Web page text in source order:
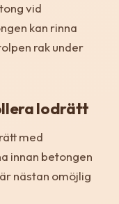
vid
kan rinna
rak under
lodrätt
med
innan betongen
nästan omöjlig